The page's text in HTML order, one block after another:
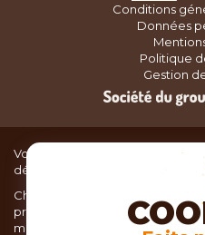
Conditions
Données
Politique
Gestion
Vous recherchez du matériel
délicieux plats ou des pâtisseries
Chez TOC, boutique
proposons une large sélection
marques de matériel de cuisine: